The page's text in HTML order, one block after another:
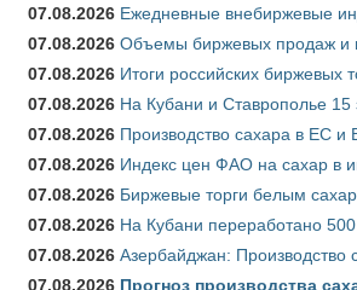
07.08.2026 Ежедневные внебиржевые
07.08.2026 Объемы биржевых продаж и
07.08.2026 Итоги российских биржевых
07.08.2026 На Кубани и Ставрополье 15
07.08.2026 Производство сахара в ЕС
07.08.2026 Индекс цен ФАО на сахар в
07.08.2026 Биржевые торги белым
07.08.2026 На Кубани переработано
07.08.2026 Азербайджан: Производство
07.08.2026 Прогноз производства